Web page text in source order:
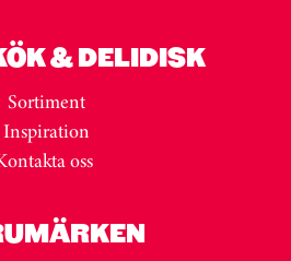
& DELIDISK
Sortiment
Inspiration
oss